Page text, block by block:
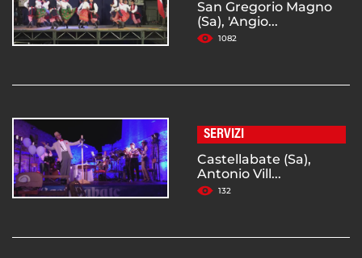
San Gregorio Magno
(Sa), 'Angio...
1082
SERVIZI
Castellabate (Sa),
Antonio Vill...
132